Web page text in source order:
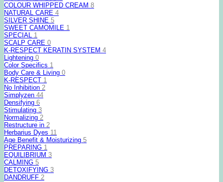
COLOUR WHIPPED CREAM 8
NATURAL CARE 4
SILVER SHINE 5
SWEET CAMOMILE 1
SPECIAL 1
SCALP CARE 0
K-RESPECT KERATIN SYSTEM 4
Lightening 0
Color Specifics 1
Body Care & Living 0
K-RESPECT 1
No Inhibition 2
Simplyzen 44
Densifying 6
Stimulating 3
Normalizing 2
Restructure in 2
Herbarius Dyes 11
Age Benefit & Moisturizing 5
PREPARING 1
EQUILIBRIUM 3
CALMING 5
DETOXIFYING 3
DANDRUFF 2